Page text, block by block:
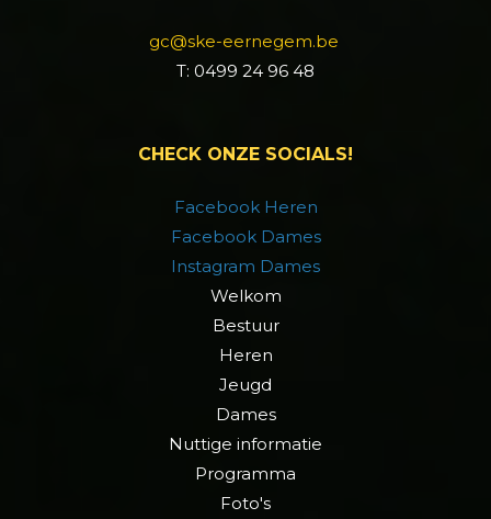
gc@ske-eernegem.be
T: 0499 24 96 48
CHECK ONZE SOCIALS!
Facebook Heren
Facebook Dames
Instagram Dames
Welkom
Bestuur
Heren
Jeugd
Dames
Nuttige informatie
Programma
Foto's